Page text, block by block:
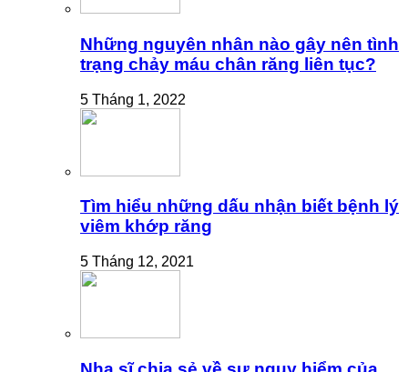
Những nguyên nhân nào gây nên tình
trạng chảy máu chân răng liên tục?
5 Tháng 1, 2022
Tìm hiểu những dấu nhận biết bệnh lý
viêm khớp răng
5 Tháng 12, 2021